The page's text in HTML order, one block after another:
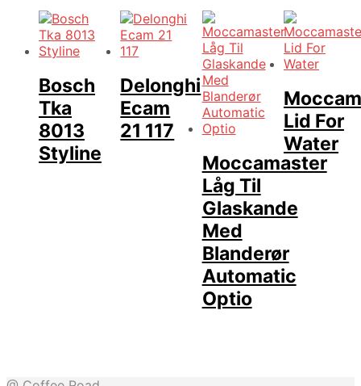
Bosch
Tka
8013
Styline
Delonghi
Ecam
21 117
Moccamaster
Låg Til
Glaskande
Med
Blanderør
Automatic
Optio
Lid For
Water